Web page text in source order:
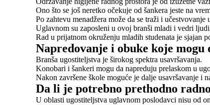
Ono što se još neretko očekuje od šankera jeste na
Po zahtevu menadžera može da se traži i
Uglavnom su zaposleni u ovoj branši mladi i vedri
Rad u prijatnom okruženju mladih studenata je sjajan
Napredovanje i obuke koje mogu
Branša ugostiteljstva je širokog spektra usavršavanja.
Konobari i šankeri mogu da napreduju prelaskom u
Nakon završene škole moguće je dalje usavršavanje i
Da li je potrebno prethodno
U oblasti ugostiteljstva uglavnom poslodavci nisu od